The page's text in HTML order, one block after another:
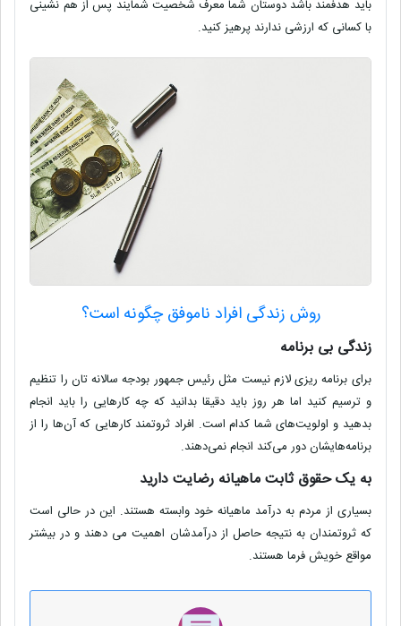
باید هدفمند باشد دوستان شما معرف شخصیت شمایند پس از هم نشینی
با کسانی که ارزشی ندارند پرهیز کنید.
روش زندگی افراد ناموفق چگونه است؟
زندگی بی‌ برنامه
برای برنامه ریزی لازم نیست مثل رئیس جمهور بودجه سالانه‌ تان را تنظیم
و ترسیم کنید اما هر روز باید دقیقا بدانید که چه کارهایی را باید انجام
بدهید و اولویت‌های شما کدام است. افراد ثروتمند کارهایی که آن‌ها را از
برنامه‌هایشان دور می‌کند انجام نمی‌دهند.
به یک حقوق ثابت ماهیانه رضایت دارید
بسیاری از مردم به درآمد ماهیانه خود وابسته هستند. این در حالی است
که ثروتمندان به نتیجه حاصل از درآمدشان اهمیت می دهند و در بیشتر
مواقع خویش فرما هستند.